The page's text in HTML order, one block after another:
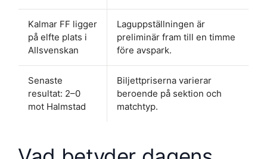
Kalmar FF ligger
på elfte plats i
Allsvenskan
Laguppställningen är
preliminär fram till en timme
före avspark.
Senaste
resultat: 2–0
mot Halmstad
Biljettpriserna varierar
beroende på sektion och
matchtyp.